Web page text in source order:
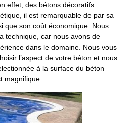
effet, des bétons décoratifs
il est remarquable de par sa
que son coût économique. Nous
technique, car nous avons de
dans le domaine. Nous vous
l’aspect de votre béton et nous
à la surface du béton
magnifique.